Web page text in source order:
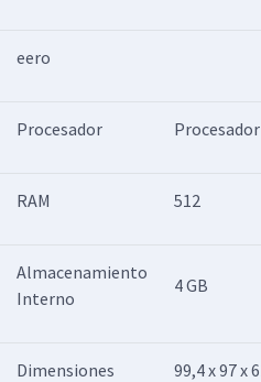
eero
Procesador
RAM 512
Almacenamiento
Interno
4 GB
Dimensiones 99,4 x 97 x